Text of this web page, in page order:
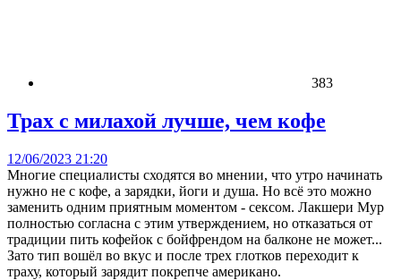
383
Трах с милахой лучше, чем кофе
12/06/2023 21:20
Многие специалисты сходятся во мнении, что утро начинать
нужно не с кофе, а зарядки, йоги и душа. Но всё это можно
заменить одним приятным моментом - сексом. Лакшери Мур
полностью согласна с этим утверждением, но отказаться от
традиции пить кофейок с бойфрендом на балконе не может...
Зато тип вошёл во вкус и после трех глотков переходит к
траху, который зарядит покрепче американо.